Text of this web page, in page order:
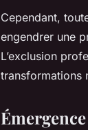
Cependant,
engendrer une
L’exclusion
transformations